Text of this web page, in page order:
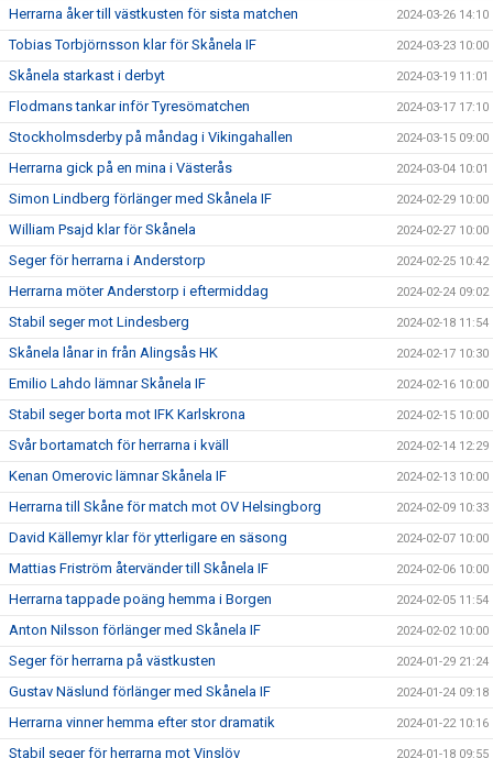
Herrarna åker till västkusten för sista matchen 2024-03-26 14:10
Tobias Torbjörnsson klar för Skånela IF 2024-03-23 10:00
Skånela starkast i derbyt 2024-03-19 11:01
Flodmans tankar inför Tyresömatchen 2024-03-17 17:10
Stockholmsderby på måndag i Vikingahallen 2024-03-15 09:00
Herrarna gick på en mina i Västerås 2024-03-04 10:01
Simon Lindberg förlänger med Skånela IF 2024-02-29 10:00
William Psajd klar för Skånela 2024-02-27 10:00
Seger för herrarna i Anderstorp 2024-02-25 10:42
Herrarna möter Anderstorp i eftermiddag 2024-02-24 09:02
Stabil seger mot Lindesberg 2024-02-18 11:54
Skånela lånar in från Alingsås HK 2024-02-17 10:30
Emilio Lahdo lämnar Skånela IF 2024-02-16 10:00
Stabil seger borta mot IFK Karlskrona 2024-02-15 10:00
Svår bortamatch för herrarna i kväll 2024-02-14 12:29
Kenan Omerovic lämnar Skånela IF 2024-02-13 10:00
Herrarna till Skåne för match mot OV Helsingborg 2024-02-09 10:33
David Källemyr klar för ytterligare en säsong 2024-02-07 10:00
Mattias Friström återvänder till Skånela IF 2024-02-06 10:00
Herrarna tappade poäng hemma i Borgen 2024-02-05 11:54
Anton Nilsson förlänger med Skånela IF 2024-02-02 10:00
Seger för herrarna på västkusten 2024-01-29 21:24
Gustav Näslund förlänger med Skånela IF 2024-01-24 09:18
Herrarna vinner hemma efter stor dramatik 2024-01-22 10:16
Stabil seger för herrarna mot Vinslöv 2024-01-18 09:55